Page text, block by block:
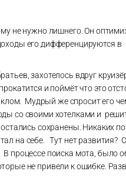
не нужно лишнего. Он
его дифференцируются в
захотелось вдруг
и поймёт что это
Мудрый же спросит его
со своими хотелками и
сохранены. Никаких
на себе. Тут нет развития?
процессе поиска мота, было
не привели к ошибке.